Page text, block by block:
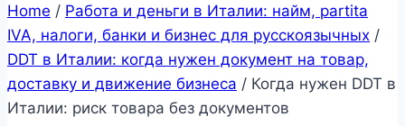
Home / Работа и деньги в Италии: найм, partita
IVA, налоги, банки и бизнес для русскоязычных /
DDT в Италии: когда нужен документ на товар,
доставку и движение бизнеса / Когда нужен DDT в
Италии: риск товара без документов